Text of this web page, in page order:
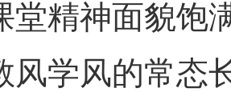
堂精神面貌饱
风学风的常态